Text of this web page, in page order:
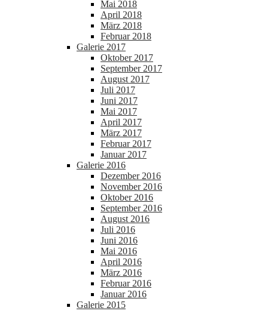
Mai 2018
April 2018
März 2018
Februar 2018
Galerie 2017
Oktober 2017
September 2017
August 2017
Juli 2017
Juni 2017
Mai 2017
April 2017
März 2017
Februar 2017
Januar 2017
Galerie 2016
Dezember 2016
November 2016
Oktober 2016
September 2016
August 2016
Juli 2016
Juni 2016
Mai 2016
April 2016
März 2016
Februar 2016
Januar 2016
Galerie 2015